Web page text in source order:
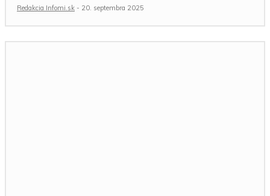
Redakcia Infomi.sk - 20. septembra 2025